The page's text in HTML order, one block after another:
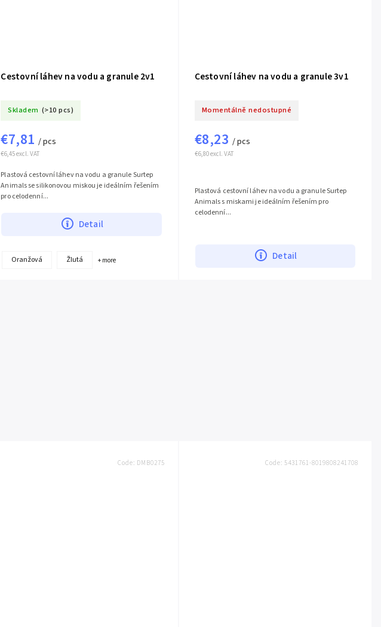
Růžová Oranžová
Cestovní láhev na vodu a granule 2v1
Skladem (>10 pcs)
€6,45 excl. VAT
€7,81/ pcs
Detail
Plastová cestovní láhev na vodu a granule Surtep
Animals se silikonovou miskou je ideálním řešením
pro celodenní...
Oranžová Žlutá + more
Cestovní láhev na vodu a granule 3v1
Momentálně nedostupné
€6,80 excl. VAT
€8,23 / pcs
Detail
Plastová cestovní láhev na vodu a granule Surtep
Animals s miskami je ideálním řešením pro
celodenní...
Code: DMB0275 Code: 5431761-8019808241708